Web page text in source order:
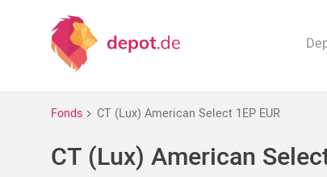
Fonds CT (Lux) American Select 1EP EUR
CT (Lux) American